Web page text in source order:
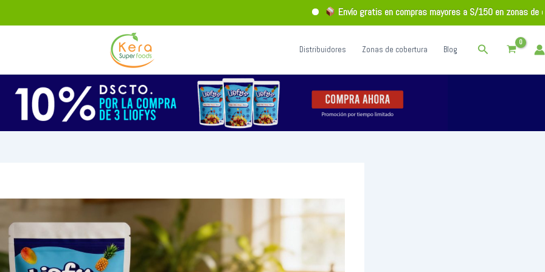
Envío gratis en compras mayores a S/150 en zonas de
Distribuidores Zonas de cobertura Blog Buscar